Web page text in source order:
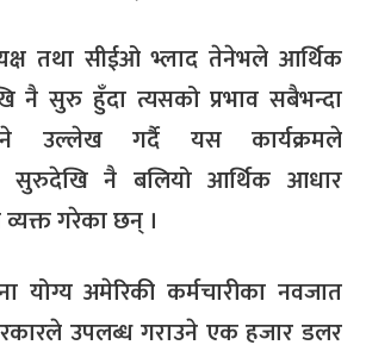
तथा सीईओ भ्लाद तेनेभले आर्थिक
नै सुरु हुँदा त्यसको प्रभाव सबैभन्दा
उल्लेख गर्दै यस कार्यक्रमले
सुरुदेखि नै बलियो आर्थिक आधार
व्यक्त गरेका छन् ।
योग्य अमेरिकी कर्मचारीका नवजात
उपलब्ध गराउने एक हजार डलर